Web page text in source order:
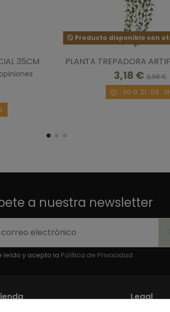
35CM
opiniones
Producto disponible con
PLANTA TREPADORA
3,18 € 3,98 €
00 d. 21 : 03 :18
a nuestra newsletter
leído y acepto la Política de Privacidad.
Legal